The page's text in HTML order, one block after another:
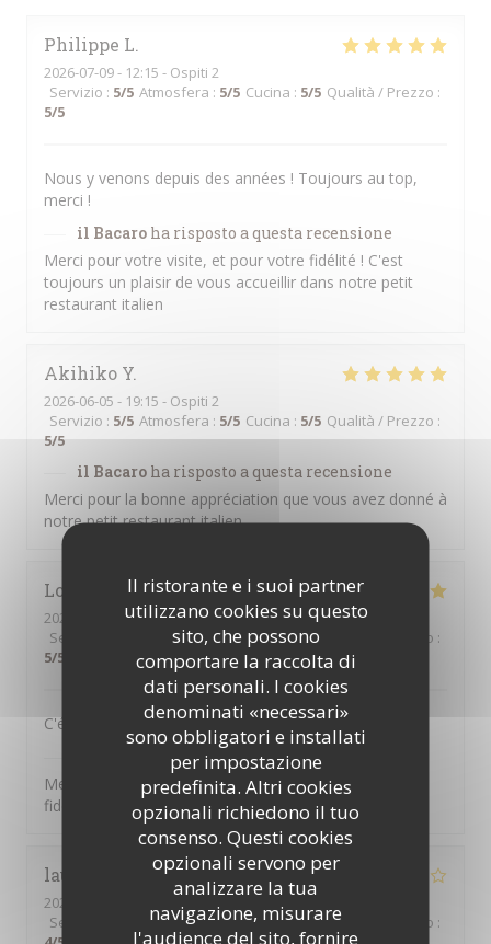
Il ristorante e i suoi partner
utilizzano cookies su questo
sito, che possono
comportare la raccolta di
dati personali. I cookies
denominati «necessari»
sono obbligatori e installati
per impostazione
predefinita. Altri cookies
opzionali richiedono il tuo
consenso. Questi cookies
opzionali servono per
analizzare la tua
navigazione, misurare
l'audience del sito, fornire
Philippe L
2026-07-09- 12:15 - Ospiti 2
Servizio : 5/5 Atmosfera : 5/5 Cucina : 5/5 Qualità / Prezzo :
5/5
Nous y venons depuis des années ! Toujours au top,
merci !
il Bacaro ha risposto a questa recensione
Merci pour votre visite, et pour votre fidélité ! C'est
toujours un plaisir de vous accueillir dans notre petit
restaurant italien
Akihiko Y
2026-06-05 - 19:15 - Ospiti 2
Servizio : 5/5 Atmosfera : 5/5 Cucina : 5/5 Qualità / Prezzo :
5/5
il Bacaro ha risposto a questa recensione
Merci pour la bonne appréciation que vous avez donné à
notre petit restaurant italien
Lora
2026-03-31
- 12:15 - Ospiti 3
Servizio
Atmosfera :5/5 Cucina:5/5 Qualità / Prezzo :
5/5
C'était délicieux et un vrai plaisir - comme toujours.
ha risposto a questa recensione
Merci pour vos commentaires, Lora, et pour votre
fidélité !
laurence
2026-03-13
- 21:00 - Ospiti 2
Servizio
Atmosfera: 3/5 Cucina:4/5 Qualità / Prezzo :